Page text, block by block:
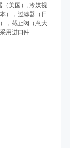
（美国）, 冷媒视
），过滤器（日
，截止阀（意大
用进口件